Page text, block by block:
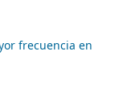
frecuencia en